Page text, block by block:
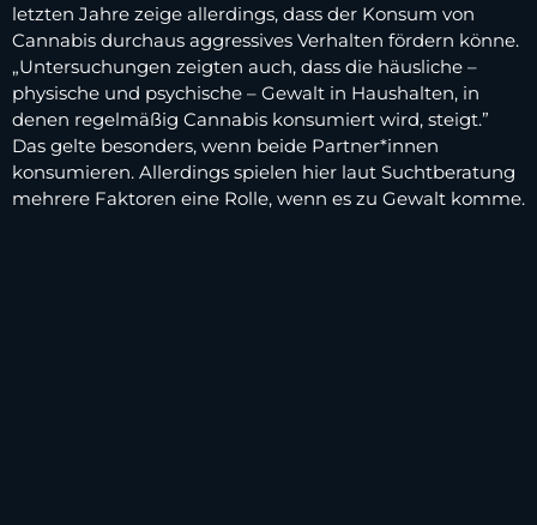
letzten Jahre zeige allerdings, dass der Konsum von
Cannabis durchaus aggressives Verhalten fördern könne.
„Untersuchungen zeigten auch, dass die häusliche –
physische und psychische – Gewalt in Haushalten, in
denen regelmäßig Cannabis konsumiert wird, steigt.”
Das gelte besonders, wenn beide Partner*innen
konsumieren. Allerdings spielen hier laut Suchtberatung
mehrere Faktoren eine Rolle, wenn es zu Gewalt komme.